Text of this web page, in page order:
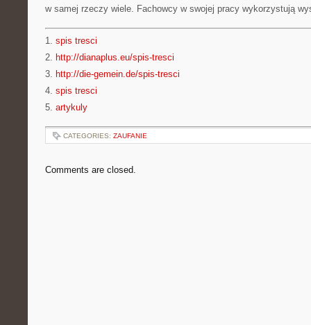
w samej rzeczy wiele. Fachowcy w swojej pracy wykorzystują
1. spis tresci
2. http://dianaplus.eu/spis-tresci
3. http://die-gemein.de/spis-tresci
4. spis tresci
5. artykuly
CATEGORIES: ZAUFANIE
Comments are closed.